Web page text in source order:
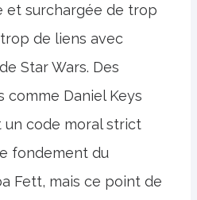
et surchargée de trop
de liens avec
Star Wars. Des
comme Daniel Keys
code moral strict
fondement du
Fett, mais ce point de